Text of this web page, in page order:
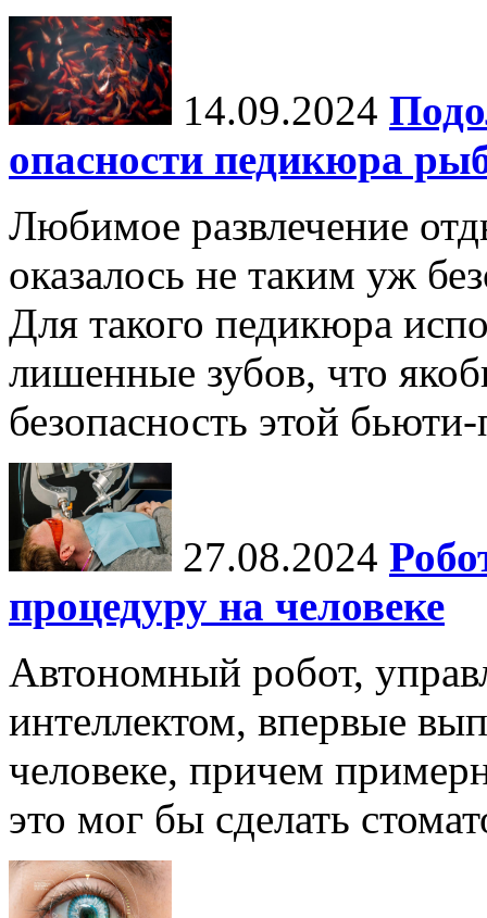
14.09.2024
опасности педикюра
Любимое развлечение
оказалось не таким уж
Для такого педикюра
лишенные зубов, что
безопасность этой
27.08.2024
процедуру на человеке
Автономный робот,
интеллектом, впервые
человеке, причем
это мог бы сделать